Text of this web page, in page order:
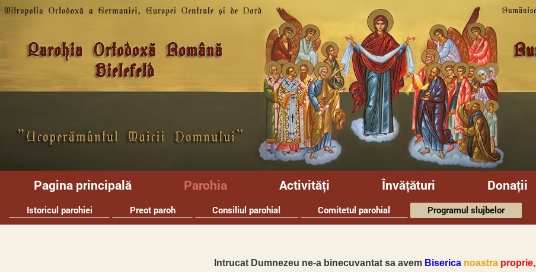
Pagina principală Parohia Activități Învățături Donații
Istoricul parohiei Preot paroh Consiliul parohial Comitetul parohial Programul slujbelor
Intrucat Dumnezeu ne-a binecuvantat sa avem Biserica noastra proprie,